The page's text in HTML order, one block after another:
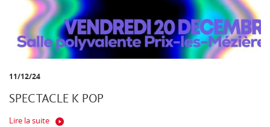
11/12/24
SPECTACLE K POP
Lire la suite